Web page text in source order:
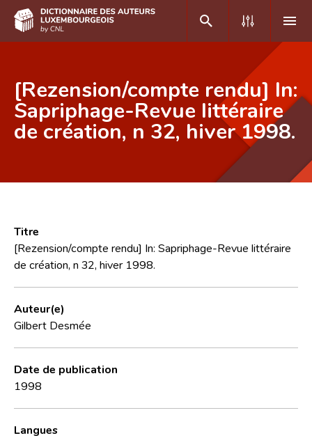
DE FR
Accueil
Recherche avancée
CNL
Équipe scientifique
[Rezension/compte rendu] In:
Sapriphage-Revue littéraire
de création, n 32, hiver 1998.
Titre
[Rezension/compte rendu] In: Sapriphage-Revue littéraire
de création, n 32, hiver 1998.
Auteur(e)
Gilbert Desmée
Date de publication
1998
Langues